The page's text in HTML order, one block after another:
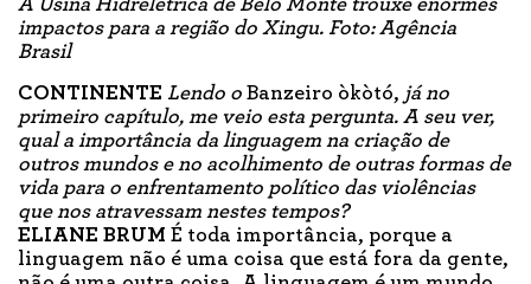
A Usina Hidrelétrica de Belo Monte trouxe enormes
impactos para a região do Xingu. Foto: Agência
Brasil
CONTINENTE Lendo o Banzeiro òkòtó, já no
primeiro capítulo, me veio esta pergunta. A seu ver,
qual a importância da linguagem na criação de
outros mundos e no acolhimento de outras formas de
vida para o enfrentamento político das violências
que nos atravessam nestes tempos?
ELIANE BRUM É toda importância, porque a
linguagem não é uma coisa que está fora da gente,